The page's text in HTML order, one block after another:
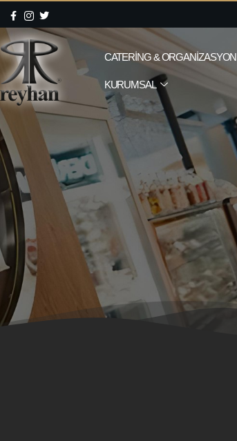
CATERING & ORGANIZASYON
KURUMSAL